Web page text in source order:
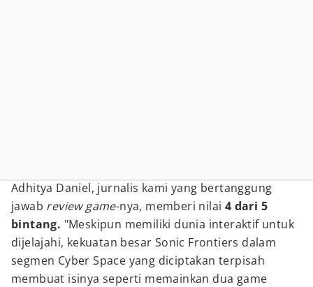
Adhitya Daniel, jurnalis kami yang bertanggung
jawab review game-nya, memberi nilai 4 dari 5
bintang. "Meskipun memiliki dunia interaktif untuk
dijelajahi, kekuatan besar Sonic Frontiers dalam
segmen Cyber Space yang diciptakan terpisah
membuat isinya seperti memainkan dua game